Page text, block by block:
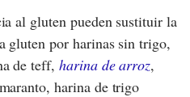
al gluten pueden sustituir la
gluten por harinas sin trigo,
de teff, harina de arroz,
harina de trigo